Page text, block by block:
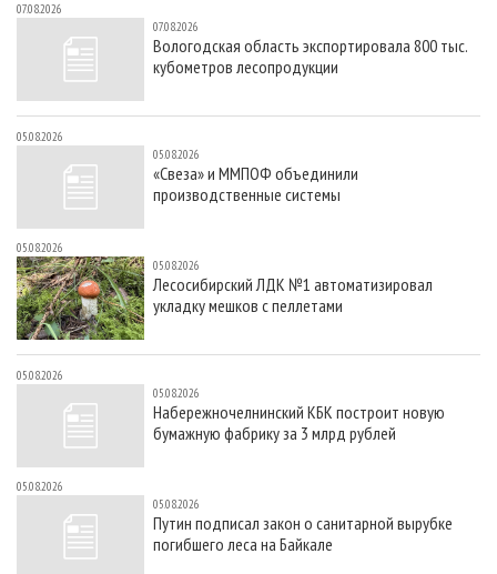
07.08.2026
07.08.2026
Вологодская область экспортировала 800 тыс.
кубометров лесопродукции
05.08.2026
05.08.2026
«Свеза» и ММПОФ объединили
производственные системы
05.08.2026
05.08.2026
Лесосибирский ЛДК №1 автоматизировал
укладку мешков с пеллетами
05.08.2026
05.08.2026
Набережночелнинский КБК построит новую
бумажную фабрику за 3 млрд рублей
05.08.2026
05.08.2026
Путин подписал закон о санитарной вырубке
погибшего леса на Байкале